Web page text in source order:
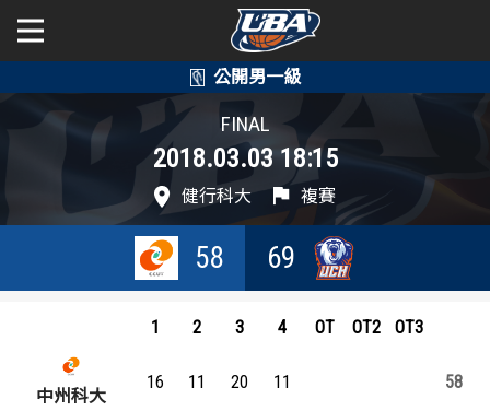
公開男一級
學年度
賽事資訊
戰績排行
球隊資訊
選手資訊
公開女一級
學年度
賽事資訊
戰績排行
球隊資訊
選手資訊
FINAL
2018.03.03 18:15
健行科大 複賽
58 69
1 2 3 4 OT OT2 OT3
中州科大
16 11 20 11 58